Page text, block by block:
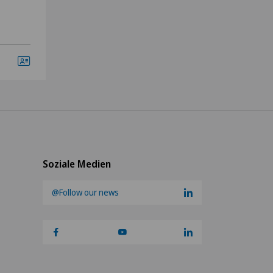
Soziale Medien
@Follow our news